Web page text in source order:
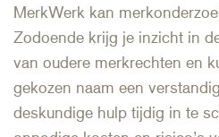
MerkWerk kan
Zodoende krijg je inzicht in
van oudere merkrechten en
gekozen naam een
deskundige hulp tijdig in te